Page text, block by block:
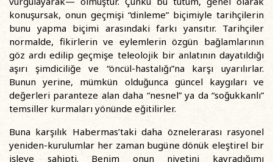
konuşursak, onun geçmişi “dinleme” biçimiyle tarihçilerin
bunu yapma biçimi arasındaki farkı yansıtır. Tarihçiler
normalde, fikirlerin ve eylemlerin özgün bağlamlarının
göz ardı edilip geçmişe teleolojik bir anlatının dayatıldığı
aşırı şimdiciliğe ve “öncül-hastalığı”na karşı uyarılırlar.
Bunun yerine, mümkün olduğunca güncel kaygıları ve
değerleri paranteze alan daha “nesnel” ya da “soğukkanlı”
temsiller kurmaları yönünde eğitilirler.
Buna karşılık Habermas’taki daha öznelerarası rasyonel
yeniden-kurulumlar her zaman bugüne dönük eleştirel bir
işleve sahipti. Benim onun niyetini kavradığımı